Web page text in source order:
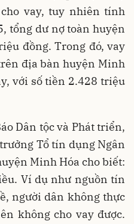
vay, tuy nhiên tính
tổng dư nợ toàn huyện
đồng. Trong đó, vay
địa bàn huyện Minh
với số tiền 2.428 triệu
Dân tộc và Phát triển,
Tổ tín dụng Ngân
Minh Hóa cho biết:
Ví dụ như nguồn tín
người dân không thực
không cho vay được.